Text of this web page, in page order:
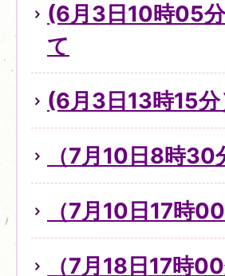
(6月3日10時05
て
(6月3日13時15
（7月10日8時
（7月10日17時
（7月18日17時